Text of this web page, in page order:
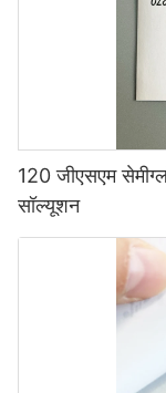
120 जीएसएम
सॉल्यूशन